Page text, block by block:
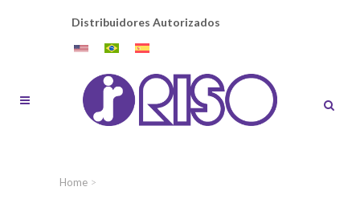
Distribuidores Autorizados
Home >